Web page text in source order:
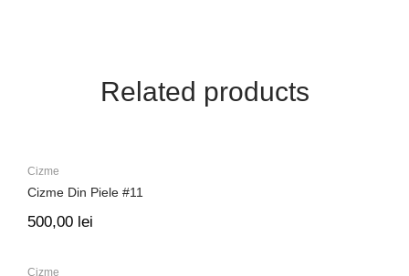
Related products
Cizme
Cizme Din Piele #11
500,00 lei
Cizme